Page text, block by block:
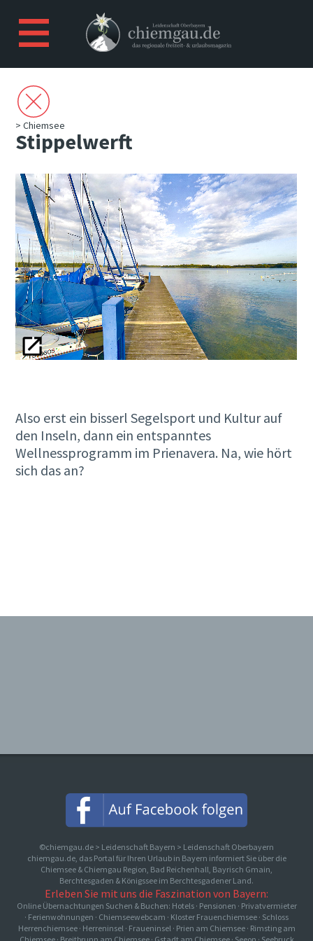
> Chiemsee
Stippelwerft
Also erst ein bisserl Segelsport und Kultur auf
den Inseln, dann ein entspanntes
Wellnessprogramm im Prienavera. Na, wie hört
sich das an?
©chiemgau.de > Leidenschaft Bayern > Leidenschaft Oberbayern
chiemgau.de, das Portal für Ihren Urlaub in Bayern informiert Sie über die
Chiemsee & Chiemgau Region, Bad Reichenhall, Bayrisch Gmain,
Berchtesgaden & Königssee im Berchtesgadener Land.
Erleben Sie mit uns die Faszination von Bayern:
Online Übernachtungen Suchen & Buchen: Hotels · Pensionen · Privatvermieter
· Ferienwohnungen · Chiemseewebcam · Kloster Frauenchiemsee · Schloss
Herrenchiemsee· Herreninsel · Fraueninsel · Prien am Chiemsee· Rimsting am